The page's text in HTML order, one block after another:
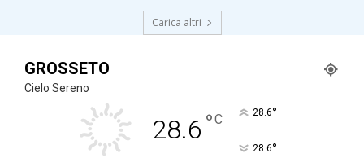
Carica altri
GROSSETO
Cielo Sereno
28.6 °C 28.6°
28.6°